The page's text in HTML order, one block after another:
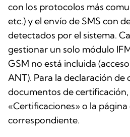
con los protocolos más
etc.) y el envío de SMS con
detectados por el sistema.
gestionar un solo módulo
GSM no está incluida
ANT). Para la declaración
documentos de
«Certificaciones» o la
correspondiente.